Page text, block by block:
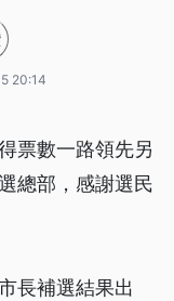
20:14
票數一路領先另
總部，感謝選民
長補選結果出